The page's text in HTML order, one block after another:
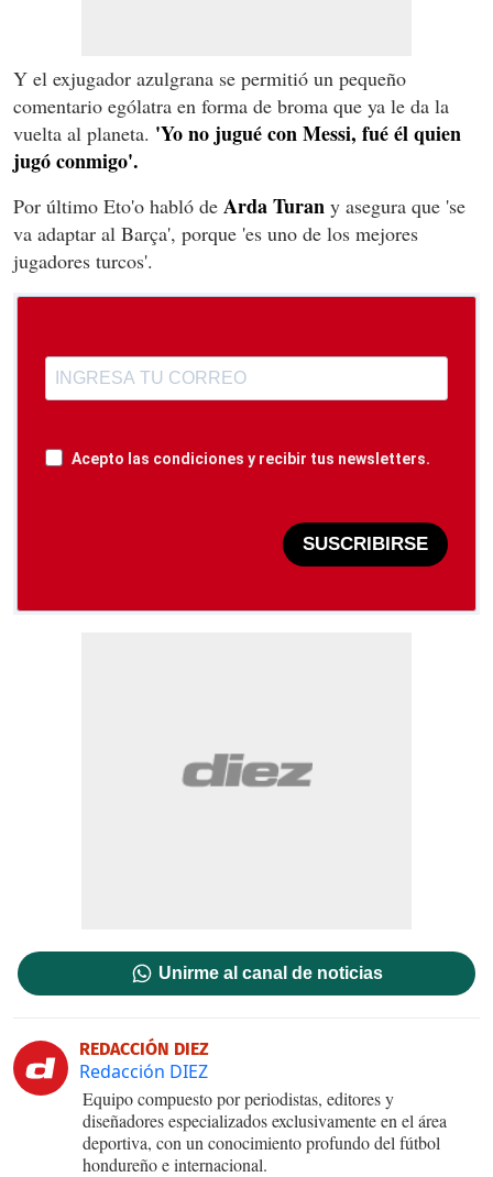
Y el exjugador azulgrana se permitió un pequeño
comentario ególatra en forma de broma que ya le da la
vuelta al planeta. 'Yo no jugué con Messi, fué él quien
jugó conmigo'.
Por último Eto'o habló de Arda Turan y asegura que 'se
va adaptar al Barça', porque 'es uno de los mejores
jugadores turcos'.
Acepto las condiciones y recibir tus newsletters.
SUSCRIBIRSE
Unirme al canal de noticias
REDACCIÓN DIEZ
Redacción DIEZ
Equipo compuesto por periodistas, editores y
diseñadores especializados exclusivamente en el área
deportiva, con un conocimiento profundo del fútbol
hondureño e internacional.